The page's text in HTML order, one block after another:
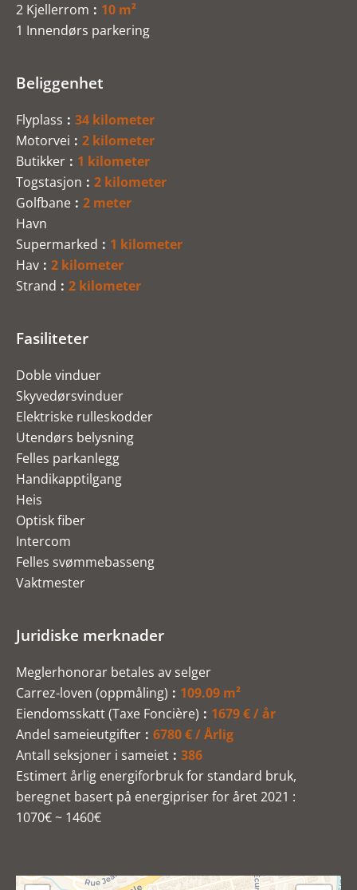
2 Kjellerrom
10 m²
1 Innendørs parkering
Beliggenhet
Flyplass
34 kilometer
Motorvei
2 kilometer
Butikker
1 kilometer
Togstasjon
2 kilometer
Golfbane
2 meter
Havn
Supermarked
1 kilometer
Hav
2 kilometer
Strand
2 kilometer
Fasiliteter
Doble vinduer
Skyvedørsvinduer
Elektriske rulleskodder
Utendørs belysning
Felles parkanlegg
Handikapptilgang
Heis
Optisk fiber
Intercom
Felles svømmebasseng
Vaktmester
Juridiske merknader
Meglerhonorar betales av selger
Carrez-loven (oppmåling)
109.09 m²
Eiendomsskatt (Taxe Foncière)
1679 € / år
Andel sameieutgifter
6780 € / Årlig
Antall seksjoner i sameiet
386
Estimert årlig energiforbruk for standard bruk,
beregnet basert på energipriser for året 2021 :
1070€ ~ 1460€